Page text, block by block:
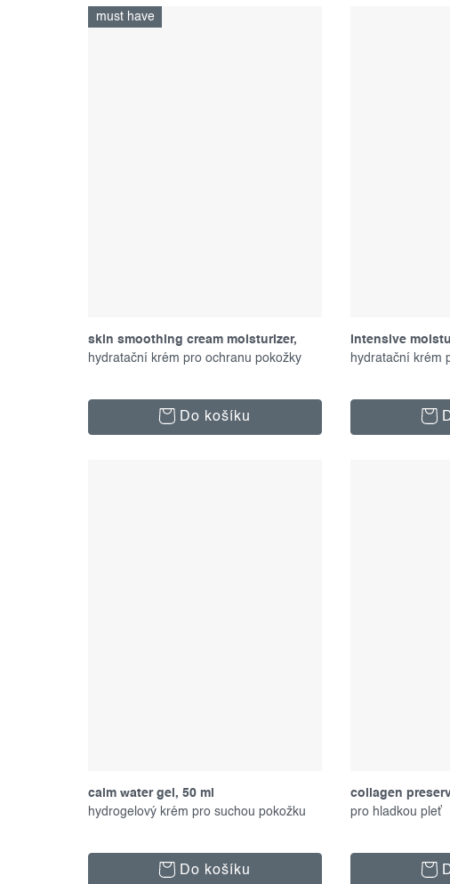
must have
skin smoothing cream moisturizer,
150 ml
hydratační krém pro ochranu pokožky
Do košíku
intensive
hydratační krém
calm water gel, 50 ml
hydrogelový krém pro suchou pokožku
Do košíku
collagen
set
pro hladkou pleť